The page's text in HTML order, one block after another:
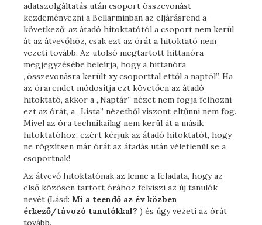
adatszolgáltatás után csoport összevonást
kezdeményezni a Bellarminban az eljárásrend a
következő: az átadó hitoktatótól a csoport nem kerül
át az átvevőhöz, csak ezt az órát a hitoktató nem
vezeti tovább. Az utolsó megtartott hittanóra
megjegyzésébe beleírja, hogy a hittanóra
„összevonásra került xy csoporttal ettől a naptól”. Ha
az órarendet módosítja ezt követően az átadó
hitoktató, akkor a „Naptár” nézet nem fogja felhozni
ezt az órát, a „Lista” nézetből viszont eltűnni nem fog.
Mivel az óra technikailag nem kerül át a másik
hitoktatóhoz, ezért kérjük az átadó hitoktatót, hogy
ne rögzítsen már órát az átadás után véletlenül se a
csoportnak!
Az átvevő hitoktatónak az lenne a feladata, hogy az
első közösen tartott órához felviszi az új tanulók
nevét (Lásd: Mi a teendő az év közben
érkező/távozó tanulókkal? ) és úgy vezeti az órát
tovább.